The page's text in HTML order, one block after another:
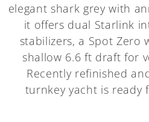
elegant shark grey with
it offers dual Starlink
stabilizers, a Spot Zero
shallow 6.6 ft draft for
Recently refinished
turnkey yacht is ready